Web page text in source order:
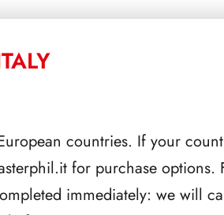
countries. If your
for purchase options.
immediately: we will